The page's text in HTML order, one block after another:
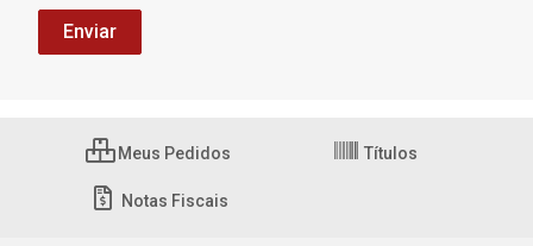
Meus Pedidos Títulos
Notas Fiscais